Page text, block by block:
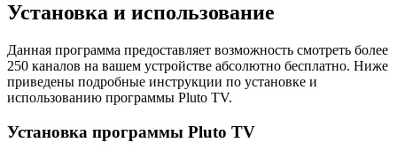
Установка и использование
Данная программа предоставляет возможность смотреть более
250 каналов на вашем устройстве абсолютно бесплатно. Ниже
приведены подробные инструкции по установке и
использованию программы Pluto TV.
Установка программы Pluto TV